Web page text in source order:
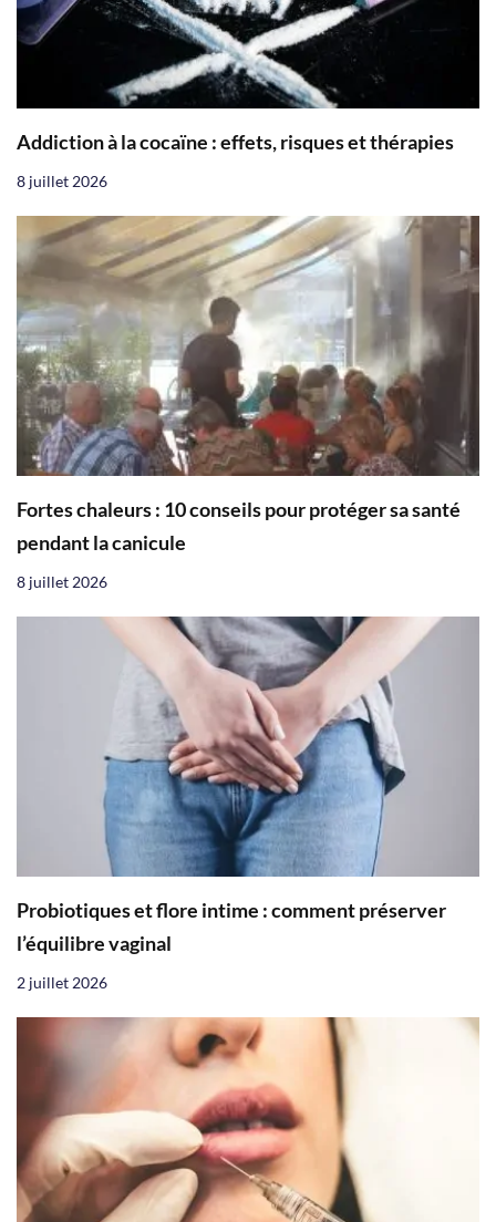
Addiction à la cocaïne : effets, risques et thérapies
8 juillet 2026
Fortes chaleurs : 10 conseils pour protéger sa santé
pendant la canicule
8 juillet 2026
Probiotiques et flore intime : comment préserver
l’équilibre vaginal
2 juillet 2026